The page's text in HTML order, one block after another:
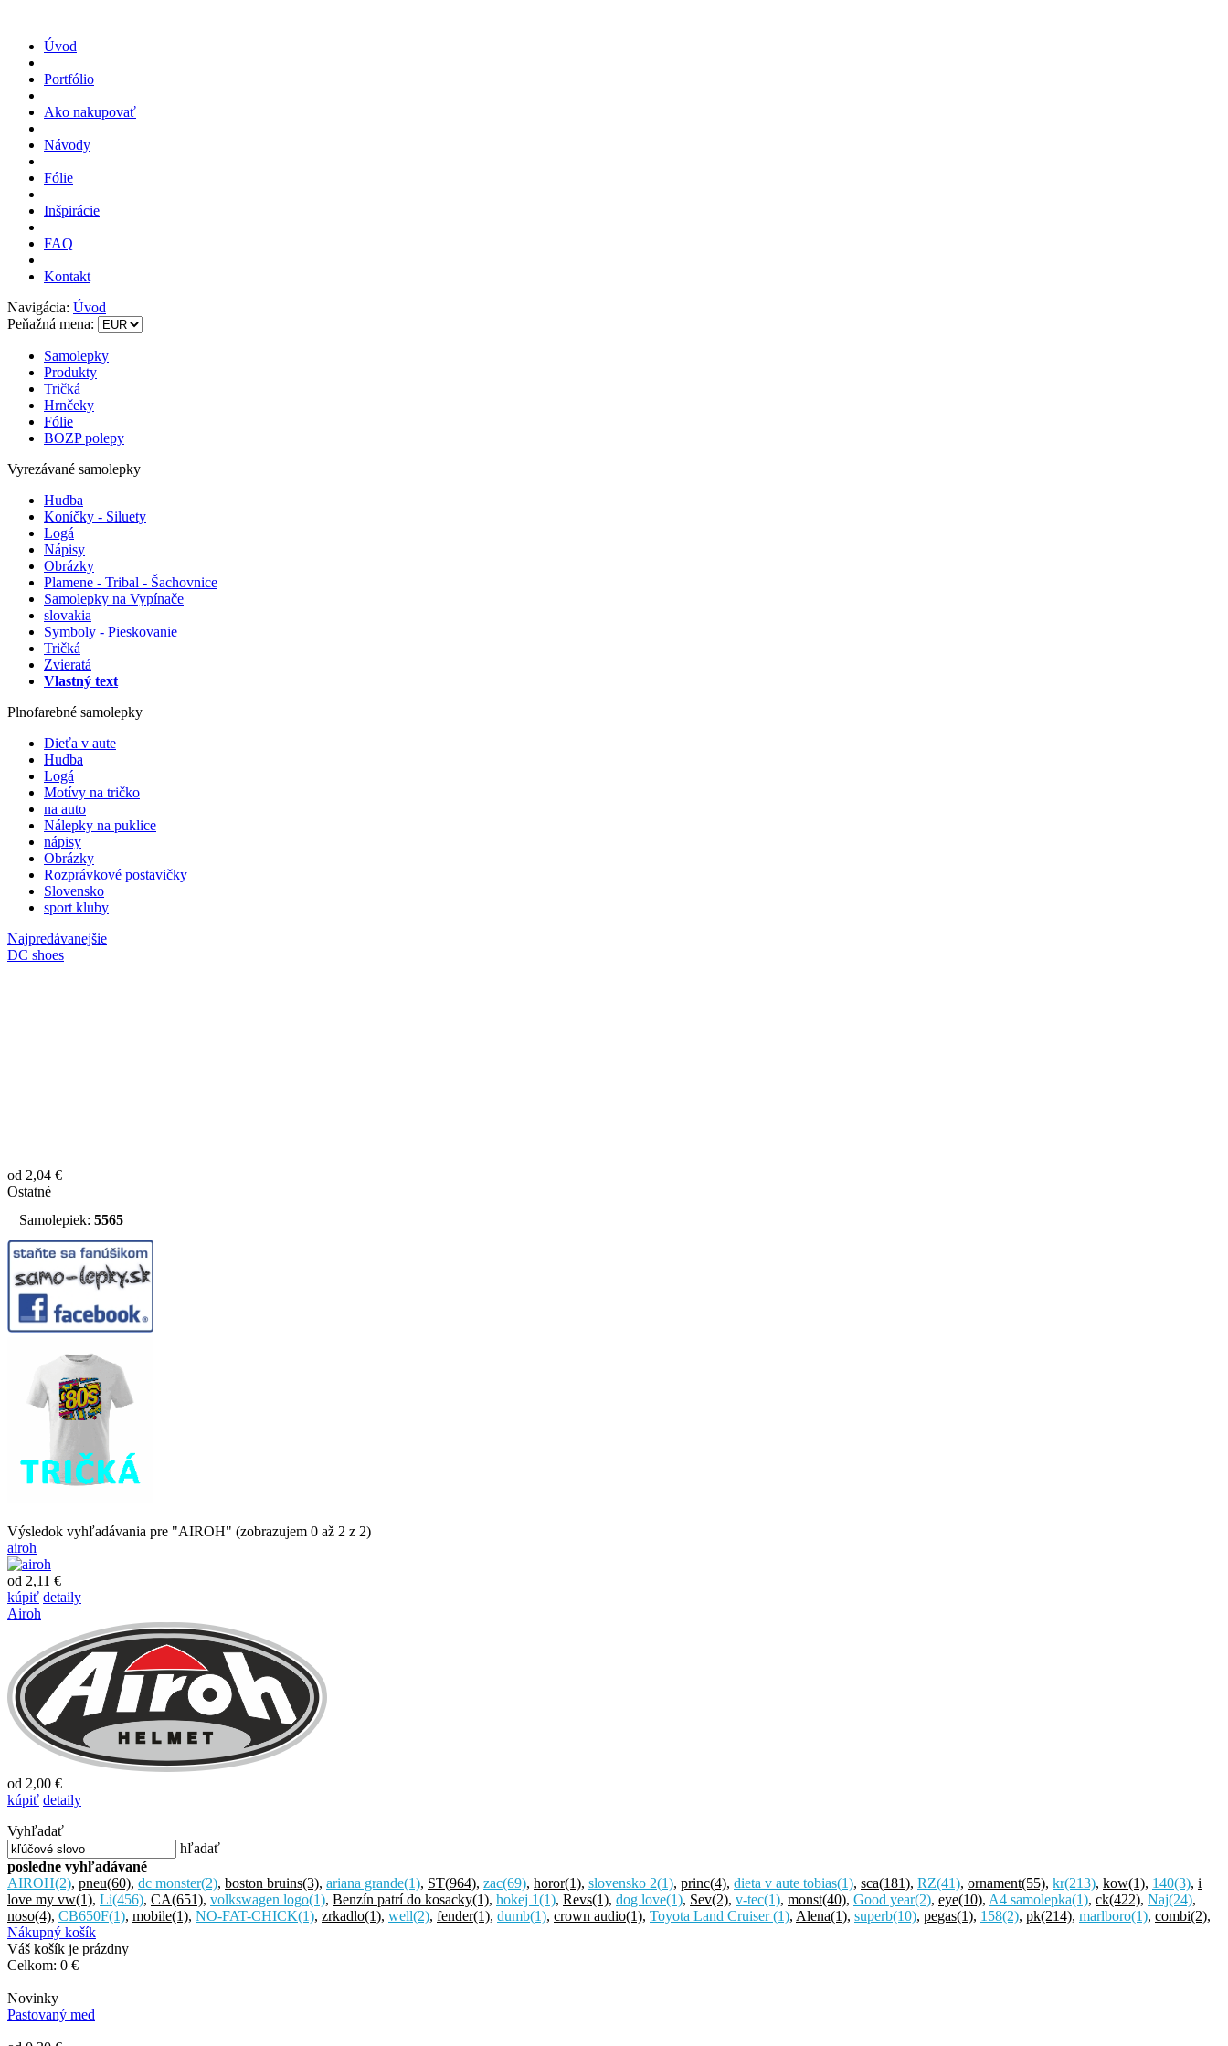
Úvod
Portfólio
Ako nakupovať
Návody
Fólie
Inšpirácie
FAQ
Kontakt
Navigácia: Úvod
Peňažná mena:
Samolepky
Produkty
Tričká
Hrnčeky
Fólie
BOZP polepy
Vyrezávané samolepky
Hudba
Koníčky - Siluety
Logá
Nápisy
Obrázky
Plamene - Tribal - Šachovnice
Samolepky na Vypínače
slovakia
Symboly - Pieskovanie
Tričká
Zvieratá
Vlastný text
Plnofarebné samolepky
Dieťa v aute
Hudba
Logá
Motívy na tričko
na auto
Nálepky na puklice
nápisy
Obrázky
Rozprávkové postavičky
Slovensko
sport kluby
Najpredávanejšie
DC shoes
od 2,04 €
Ostatné
Samolepiek: 5565
Výsledok vyhľadávania pre "AIROH" (zobrazujem 0 až 2 z 2)
airoh
od 2,11 €
kúpiť detaily
Airoh
od 2,00 €
kúpiť detaily
Vyhľadať
hľadať
posledne vyhľadávané
AIROH(2), pneu(60), dc monster(2), boston bruins(3), ariana grande(1), ST(964), zac(69), horor(1), slovensko 2(1), princ(4), dieta v aute tobias(1), sca(181), RZ(41), ornament(55), kr(213), kow(1), 140(3), i
love my vw(1), Li(456), CA(651), volkswagen logo(1), Benzín patrí do kosacky(1), hokej 1(1), Revs(1), dog love(1), Sev(2), v-tec(1), monst(40), Good year(2), eye(10), A4 samolepka(1), ck(422), Naj(24),
noso(4), CB650F(1), mobile(1), NO-FAT-CHICK(1), zrkadlo(1), well(2), fender(1), dumb(1), crown audio(1), Toyota Land Cruiser(1), Alena(1), superb(10), pegas(1), 158(2), pk(214), marlboro(1), combi(2),
Nákupný košík
Váš košík je prázdny
Celkom: 0 €
Novinky
Pastovaný med